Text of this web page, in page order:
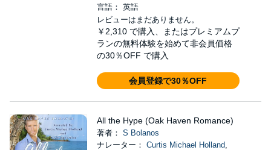
言語： 英語
レビューはまだありません。
￥2,310 で購入、またはプレミアムプ
ランの無料体験を始めて非会員価格
の30％OFF で購入
会員登録で30％OFF
All the Hype (Oak Haven Romance)
著者： S Bolanos
ナレーター： Curtis Michael Holland,